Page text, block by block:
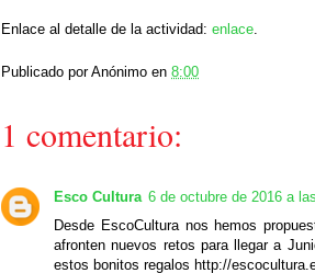
Enlace al detalle de la actividad: enlace.
Publicado porAnónimo en 8:00
1 comentario:
Esco Cultura 6 de octubre de 2016 a
Desde EscoCultura nos hemos
afronten nuevos retos para llegar a
estos bonitos regalos http://